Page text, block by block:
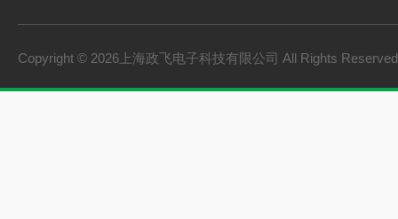
Copyright © 2026上海政飞电子科技有限公司 All Rights